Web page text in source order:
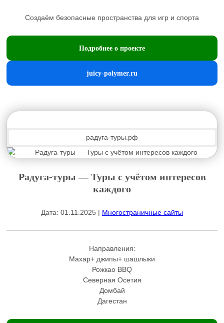
Создаём безопасные пространства для игр и спорта
Подробнее о проекте
juicy-polymer.ru
радуга-туры.рф
Радуга-туры — Туры с учётом интересов
каждого
Дата: 01.11.2025 | Многостраничные сайты
Направления:
Махар+ джипы+ шашлыки
Рожкао BBQ
Северная Осетия
Домбай
Дагестан